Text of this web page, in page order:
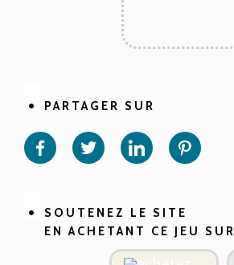
PARTAGER SUR
Partager
sur
Partager
sur sur
SOUTENEZ LE SITE
EN ACHETANT CE JEU SUR